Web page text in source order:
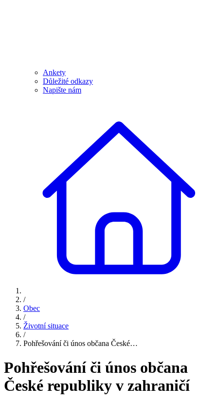
Ankety
Důležité odkazy
Napište nám
/
Obec
/
Životní situace
/
Pohřešování či únos občana České…
Pohřešování či únos občana
České republiky v zahraničí